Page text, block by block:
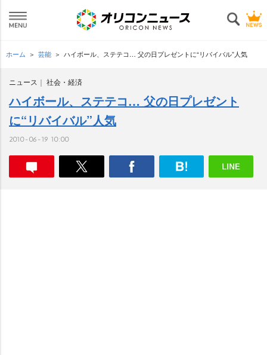
ホーム 芸能 ハイボール、ステテコ… 父の日プレゼントに“リバイバル”人気
ニュース 社会・経済
ハイボール、ステテコ… 父の日プレゼント
に“リバイバル”人気
2010-06-19 10:00